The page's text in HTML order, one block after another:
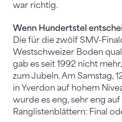
war richtig.
Wenn Hundertstel
Die für die zwölf SMV-
Westschweizer Boden
gab es seit 1992 nicht
zum Jubeln. Am Samstag,
in Yverdon auf hohem
wurde es eng, sehr eng auf
Ranglistenblättern: Final